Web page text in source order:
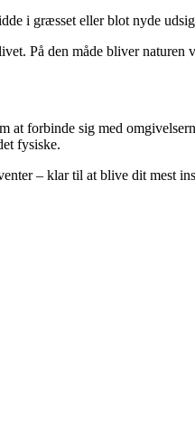
i græsset eller blot nyde
På den måde bliver
forbinde sig med
fysiske.
– klar til at blive dit mest